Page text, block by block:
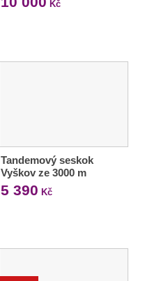
Kč
Tandemový seskok
Vyškov ze 3000 m
5 390 Kč